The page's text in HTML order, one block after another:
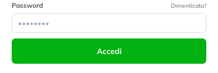
Password Dimenticata?
Accedi